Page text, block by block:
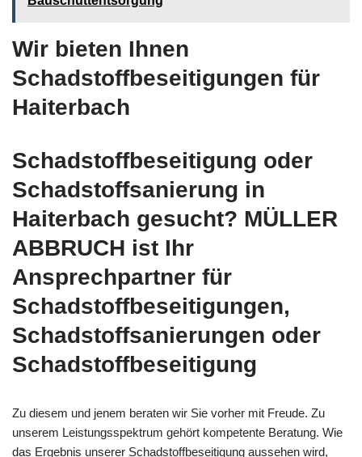
Wir bieten Ihnen
Schadstoffbeseitigungen für
Haiterbach
Schadstoffbeseitigung oder
Schadstoffsanierung in
Haiterbach gesucht? MÜLLER
ABBRUCH ist Ihr
Ansprechpartner für
Schadstoffbeseitigungen,
Schadstoffsanierungen oder
Schadstoffbeseitigung
Zu diesem und jenem beraten wir Sie vorher mit Freude. Zu
unserem Leistungsspektrum gehört kompetente Beratung. Wie
das Ergebnis unserer Schadstoffbeseitigung aussehen wird,